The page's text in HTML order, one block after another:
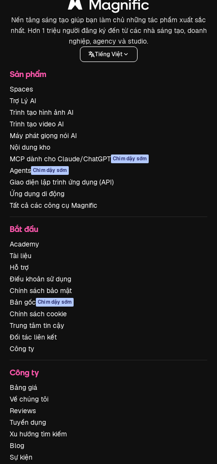
Nền tảng sáng tạo giúp bạn làm chủ những tác phẩm xuất sắc
nhất. Hơn 1 triệu người đăng ký đến từ các nhà sáng tạo, doanh
nghiệp, agency và studio.
Tiếng Việt
Sản phẩm
Spaces
Trợ Lý AI
Trình tạo hình ảnh AI
Trình tạo video AI
Máy phát giọng nói AI
Nội dung kho
MCP dành cho Claude/ChatGPT Chim dậy sớm
Agents Chim dậy sớm
Giao diện lập trình ứng dụng (API)
Ứng dụng di động
Tất cả các công cụ Magnific
Bắt đầu
Academy
Tài liệu
Hỗ trợ
Điều khoản sử dụng
Chính sách bảo mật
Bản gốc Chim dậy sớm
Chính sách cookie
Trung tâm tin cậy
Đối tác liên kết
Công ty
Công ty
Bảng giá
Về chúng tôi
Reviews
Tuyển dụng
Xu hướng tìm kiếm
Blog
Sự kiện